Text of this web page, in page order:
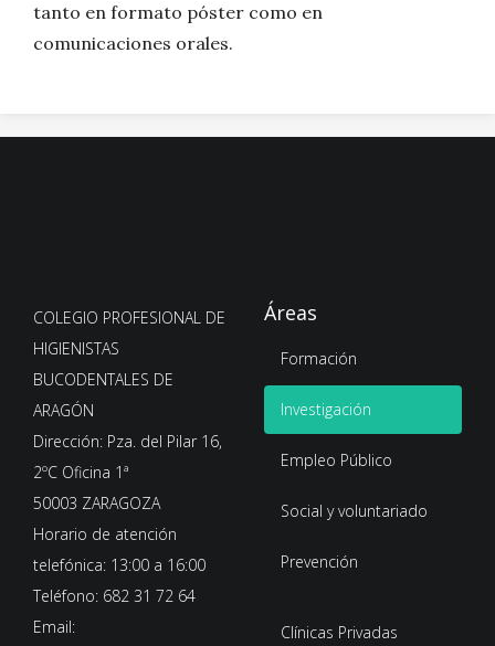
tanto en formato póster como en
comunicaciones orales.
COLEGIO PROFESIONAL DE
HIGIENISTAS
BUCODENTALES DE
ARAGÓN
Dirección: Pza. del Pilar 16,
2ºC Oficina 1ª
50003 ZARAGOZA
Horario de atención
telefónica: 13:00 a 16:00
Teléfono: 682 31 72 64
Email:
Áreas
Formación
Investigación
Empleo Público
Social y voluntariado
Prevención
Clínicas Privadas